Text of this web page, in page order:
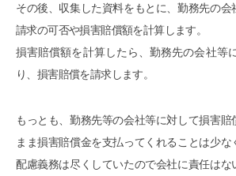
その後、収集した資料をもとに、勤務先の会
請求の可否や損害賠償額を計算します。
損害賠償額を計算したら、勤務先の会社等
り、損害賠償を請求します。
もっとも、勤務先等の会社等に対して損害
まま損害賠償金を支払ってくれることは少
配慮義務は尽くしていたので会社に責任はな